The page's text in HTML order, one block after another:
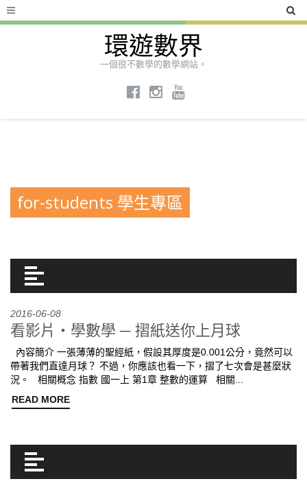
環遊數界
一個很不數學的數學網站。
for-students 學生專區
2016-06-08
看影片‧學數學 ─ 摺紙送你上月球
內容簡介 一張薄薄的聖經紙，假設其厚度是0.001公分，竟然可以
帶著我們直達月球？ 不過，你應該也看一下，摺了七次會是甚麼狀
況。 相關概念 指數 國一上 第1章 整數的運算 相關...
READ MORE